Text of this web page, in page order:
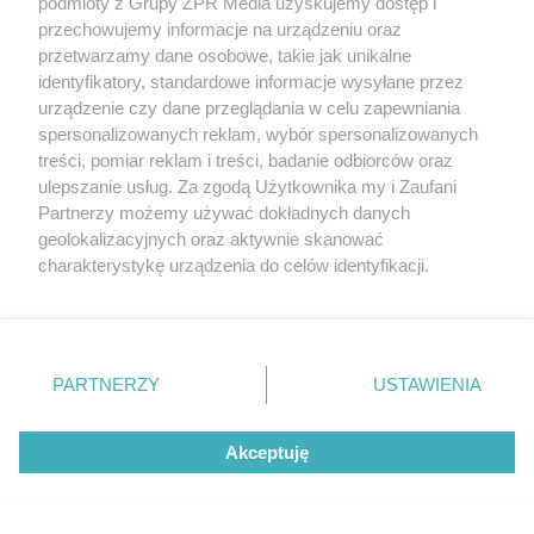
ZOBACZ WIĘCEJ
przechowujemy informacje na urządzeniu oraz
przetwarzamy dane osobowe, takie jak unikalne
identyfikatory, standardowe informacje wysyłane przez
urządzenie czy dane przeglądania w celu zapewniania
spersonalizowanych reklam, wybór spersonalizowanych
treści, pomiar reklam i treści, badanie odbiorców oraz
ulepszanie usług. Za zgodą Użytkownika my i Zaufani
Partnerzy możemy używać dokładnych danych
geolokalizacyjnych oraz aktywnie skanować
charakterystykę urządzenia do celów identyfikacji.
zmienić/wycofać klikając przycisk ustawień prywatności
znajdujący się w lewym dolnym rogu strony
rodzaje przetwarzania danych nie wymagają zgody
użytkownika, ale masz prawo sprzeciwić się takiemu
przetwarzaniu. Preferencje będą miały zastosowanie tylko
PARTNERZY USTAWIENIA
Akceptuję